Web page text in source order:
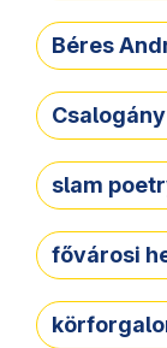
Béres
slam
fővárosi